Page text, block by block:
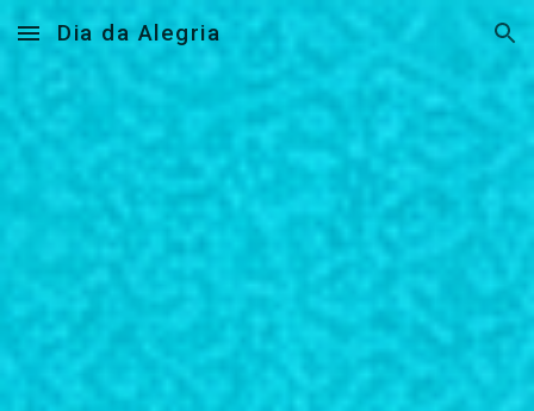
Skip to main content Skip to navigation
Dia da Alegria